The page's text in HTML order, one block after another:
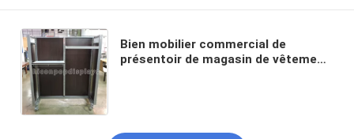
Bien mobilier commercial de
présentoir de magasin de vêtement